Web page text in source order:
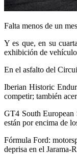
Falta menos de un
Y es que, en su
exhibición de
En el asfalto del
Iberian Historic
competir; también
GT4 South European
están por encima de
Fórmula Ford:
deprisa en el Jarama-